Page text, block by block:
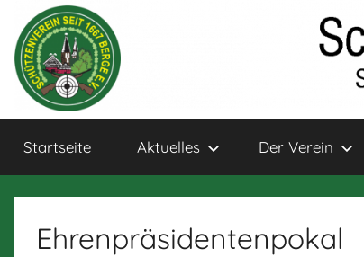
Inhalt
springen
Schützenverein
Berge
und
Bogensport
für
Startseite Aktuelles Der Verein
Ehrenpräsidentenpokal